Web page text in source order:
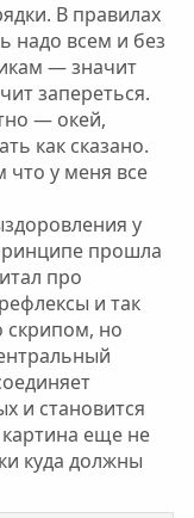
В правилах
надо всем и без
— значит
запереться.
— окей,
как сказано.
что у меня все
у
прошла
про
и так
скрипом, но
и становится
еще не
куда должны